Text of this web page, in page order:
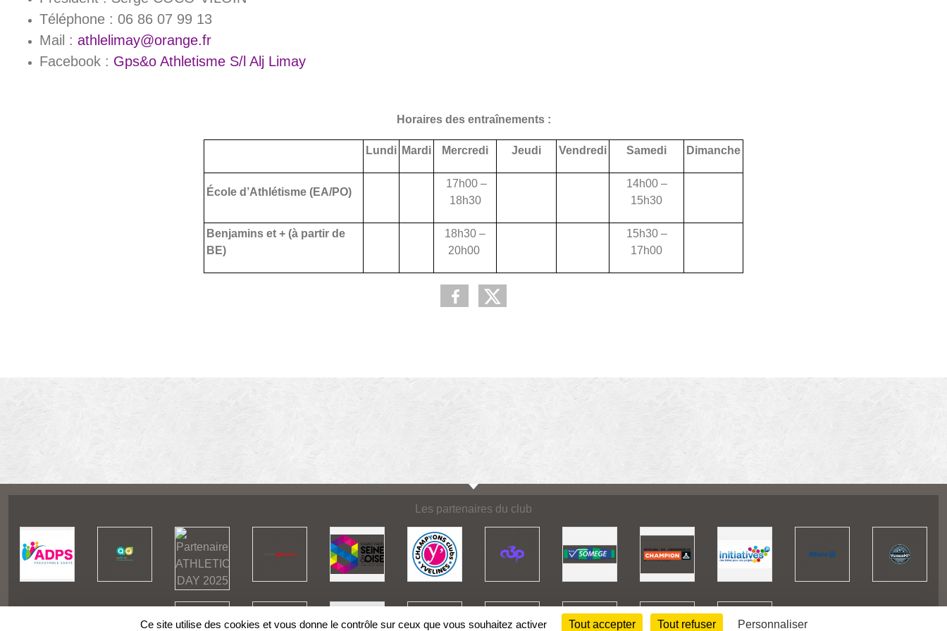
Téléphone : 06 86 07 99 13
Mail : athlelimay@orange.fr
Facebook : Gps&o Athletisme S/l Alj Limay
Horaires des entraînements :
Lundi Mardi Mercredi Jeudi Vendredi Samedi Dimanche
École d’Athlétisme (EA/PO)
17h00 –
18h30
14h00 –
15h30
Benjamins et + (à partir de
BE)
18h30 –
20h00
15h30 –
17h00
Les partenaires du club
Ce site utilise des cookies et vous donne le contrôle sur ceux que vous souhaitez activer Tout accepter Tout refuser Personnaliser